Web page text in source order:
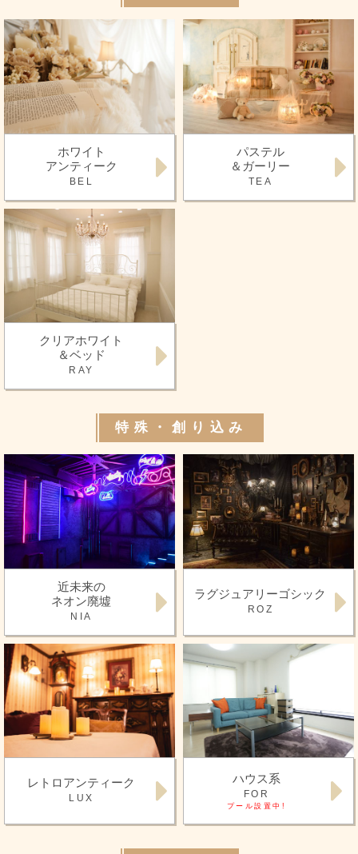
ホワイト
アンティーク
BEL
パステル
＆ガーリー
TEA
クリアホワイト
＆ベッド
RAY
特殊・創り込み
近未来の
ネオン廃墟
NIA
ラグジュアリーゴシック
ROZ
レトロアンティーク
LUX
ハウス系
FOR
プール設置中!